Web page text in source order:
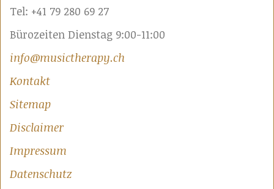
Tel: +41 79 280 69 27
Bürozeiten Dienstag 9:00-11:00
info@musictherapy.ch
Kontakt
Sitemap
Disclaimer
Impressum
Datenschutz